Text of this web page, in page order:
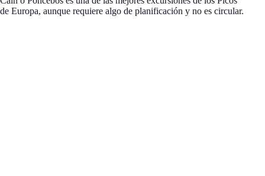
de Europa, aunque requiere algo de planificación y no es circular.